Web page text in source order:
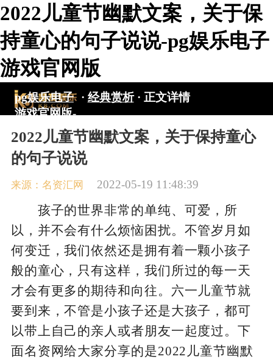
2022儿童节幽默文案，关于保
持童心的句子说说-pg娱乐电子
游戏官网版
pg娱乐电子
游戏官网版-
pg电子游戏
入口
· 经典赏析 · 正文详情
2022儿童节幽默文案，关于保持童心
的句子说说
来源：名资汇网 2022-05-19 11:48:39
孩子的世界非常的单纯、可爱，所
以，并不会有什么烦恼困扰。不管岁月如
何变迁，我们依然还是拥有着一颗小孩子
般的童心，只有这样，我们所过的每一天
才会有更多的期待和向往。六一儿童节就
要到来，不管是小孩子还是大孩子，都可
以带上自己的亲人或者朋友一起度过。下
面名资网给大家分享的是2022儿童节幽默